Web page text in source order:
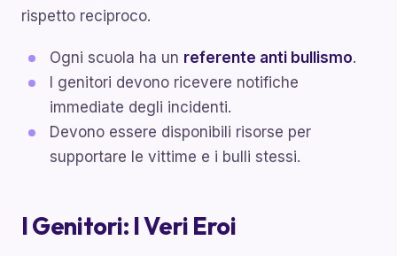
rispetto reciproco.
Ogni scuola ha un referente anti bullismo.
I genitori devono ricevere notifiche
immediate degli incidenti.
Devono essere disponibili risorse per
supportare le vittime e i bulli stessi.
I Genitori: I Veri Eroi